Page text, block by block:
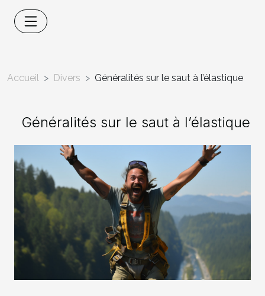
Accueil Divers Généralités sur le saut à l’élastique
Généralités sur le saut à l’élastique